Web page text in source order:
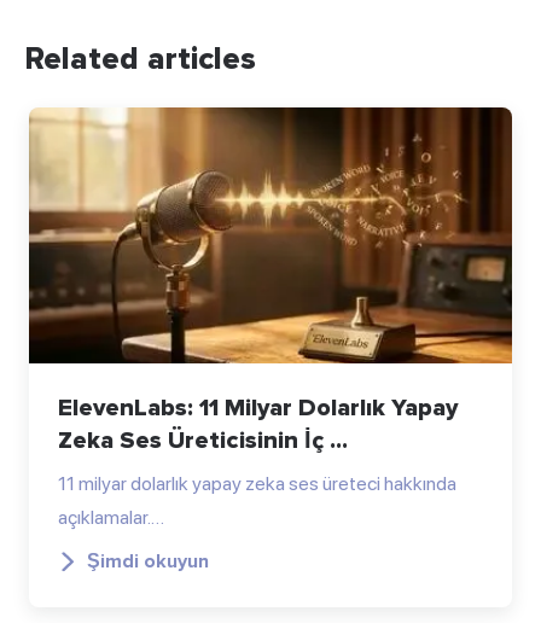
Related articles
ElevenLabs: 11 Milyar Dolarlık Yapay
Zeka Ses Üreticisinin İç ...
11 milyar dolarlık yapay zeka ses üreteci hakkında
açıklamalar.…
Şimdi okuyun